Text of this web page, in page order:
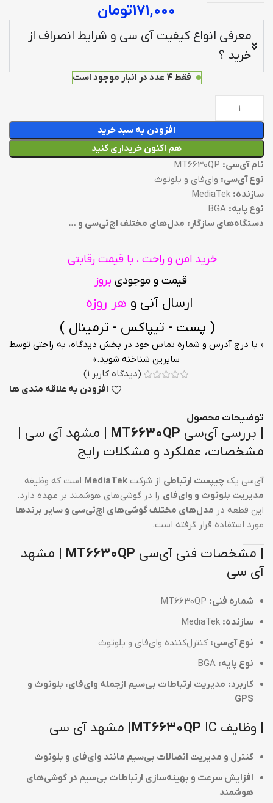
۱۷۱,۰۰۰تومان
معرفی انواع کیفیت آی سی و شرایط انصراف از
خرید ؟
فقط 4 عدد در انبار موجود است
افزودن به سبد خرید
هم اکنون خریداری کنید
نام آی‌سی:
نوع آی‌سی: وای‌فای و بلوتوث
سازنده:
نوع پایه:
دستگاه‌های سازگار: مدل‌های مختلف اچ‌تی‌سی و …
خرید امن و راحت ، با قیمت رقابتی
قیمت و موجودی بروز
ارسال آنی و هر روزه
( پست - تیپاکس - ترمینال )
« با درج آدرس و شماره تماس خود در بخش دیدگاه، به راحتی توسط
سایرین شناخته شوید.»
(دیدگاه کاربر 1
)
افزودن به علاقه مندی ها
توضیحات محصول
| بررسی آی‌سی MT6630QP | مشهد آی سی |
مشخصات، عملکرد و مشکلات رایج
آی‌سی یک چیپست ارتباطی از شرکت MediaTek است که وظیفه
مدیریت بلوتوث و وای‌فای را در گوشی‌های هوشمند بر عهده دارد.
این قطعه در مدل‌های مختلف گوشی‌های اچ‌تی‌سی و سایر برندها
مورد استفاده قرار گرفته است.
| مشخصات فنی آی‌سی MT6630QP | مشهد
آی سی
شماره فنی:
سازنده:
نوع آی‌سی: کنترل‌کننده وای‌فای و بلوتوث
نوع پایه:
کاربرد: مدیریت ارتباطات بی‌سیم ازجمله وای‌فای، بلوتوث و
GPS
| وظایف MT6630QP IC| مشهد آی سی
کنترل و مدیریت اتصالات بی‌سیم مانند وای‌فای و بلوتوث
افزایش سرعت و بهینه‌سازی ارتباطات بی‌سیم در گوشی‌های
هوشمند